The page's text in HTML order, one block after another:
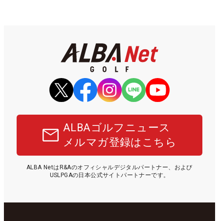
ALBAゴルフニュース
メルマガ登録はこちら
ALBA NetはR&Aのオフィシャルデジタルパートナー、および
USLPGAの日本公式サイトパートナーです。